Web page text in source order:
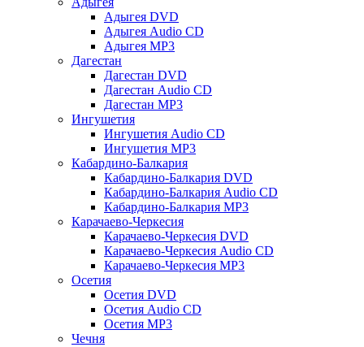
Адыгея DVD
Адыгея Audio CD
Адыгея MP3
Дагестан
Дагестан DVD
Дагестан Audio CD
Дагестан MP3
Ингушетия
Ингушетия Audio CD
Ингушетия MP3
Кабардино-Балкария
Кабардино-Балкария DVD
Кабардино-Балкария Audio CD
Кабардино-Балкария MP3
Карачаево-Черкесия
Карачаево-Черкесия DVD
Карачаево-Черкесия Audio CD
Карачаево-Черкесия MP3
Осетия
Осетия DVD
Осетия Audio CD
Осетия MP3
Чечня